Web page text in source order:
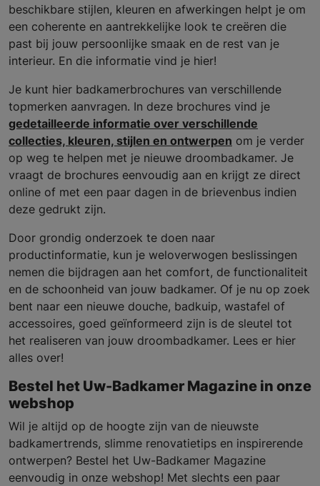
beschikbare stijlen, kleuren en afwerkingen helpt je om
een coherente en aantrekkelijke look te creëren die
past bij jouw persoonlijke smaak en de rest van je
interieur. En die informatie vind je hier!
Je kunt hier badkamerbrochures van verschillende
topmerken aanvragen. In deze brochures vind je
gedetailleerde informatie over verschillende
collecties, kleuren, stijlen en ontwerpen om je verder
op weg te helpen met je nieuwe droombadkamer. Je
vraagt de brochures eenvoudig aan en krijgt ze direct
online of met een paar dagen in de brievenbus indien
deze gedrukt zijn.
Door grondig onderzoek te doen naar
productinformatie, kun je weloverwogen beslissingen
nemen die bijdragen aan het comfort, de functionaliteit
en de schoonheid van jouw badkamer. Of je nu op zoek
bent naar een nieuwe douche, badkuip, wastafel of
accessoires, goed geïnformeerd zijn is de sleutel tot
het realiseren van jouw droombadkamer. Lees er hier
alles over!
Bestel het Uw-Badkamer Magazine in onze
webshop
Wil je altijd op de hoogte zijn van de nieuwste
badkamertrends, slimme renovatietips en inspirerende
ontwerpen? Bestel het Uw-Badkamer Magazine
eenvoudig in onze webshop! Met slechts een paar